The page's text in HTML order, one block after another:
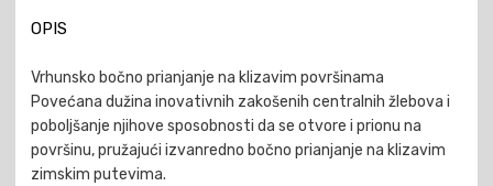
OPIS
Vrhunsko bočno prianjanje na klizavim površinama
Povećana dužina inovativnih zakošenih centralnih žlebova i
poboljšanje njihove sposobnosti da se otvore i prionu na
površinu, pružajući izvanredno bočno prianjanje na klizavim
zimskim putevima.